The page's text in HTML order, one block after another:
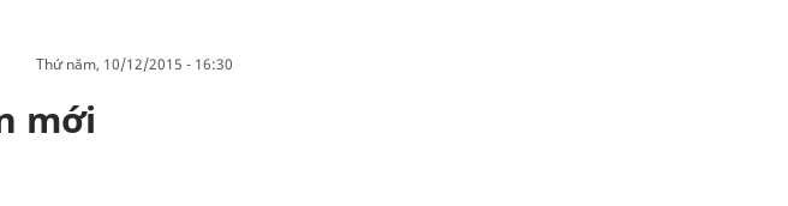
thứ năm, 10/12/2015 - 16:30
mới